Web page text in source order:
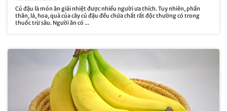
Củ đậu là món ăn giải nhiệt được nhiều người ưa thích. Tuy nhiên, phần
thân, lá, hoa, quả của cây củ đậu đều chứa chất rất độc thường có trong
thuốc trừ sâu. Người ăn có ...